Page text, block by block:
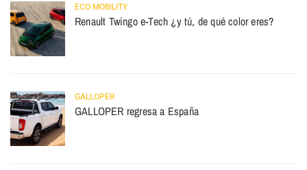
ECO MOBILITY
Renault Twingo e-Tech ¿y tú, de qué color eres?
GALLOPER
GALLOPER regresa a España